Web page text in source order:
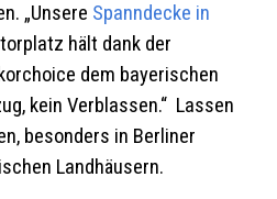
„Unsere Spanndecke in
hält dank der
dem bayerischen
kein Verblassen.“ Lassen
besonders in Berliner
Landhäusern.